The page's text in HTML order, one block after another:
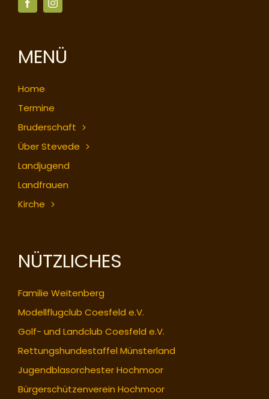
MENÜ
Home
Termine
Bruderschaft
Über Stevede
Landjugend
Landfrauen
Kirche
NÜTZLICHES
Familie Weitenberg
Modellflugclub Coesfeld e.V.
Golf- und Landclub Coesfeld e.V.
Rettungshundestaffel Münsterland
Jugendblasorchester Hochmoor
Bürgerschützenverein Hochmoor